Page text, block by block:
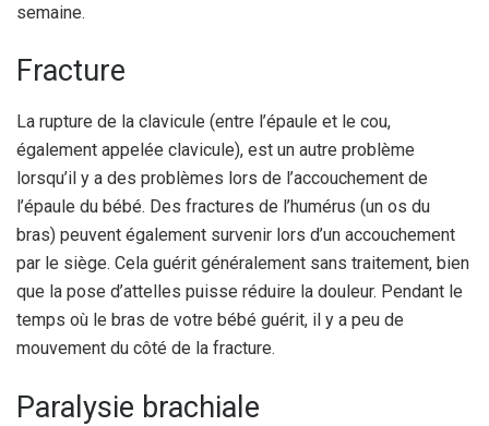
semaine.
Fracture
La rupture de la clavicule (entre l’épaule et le cou,
également appelée clavicule), est un autre problème
lorsqu’il y a des problèmes lors de l’accouchement de
l’épaule du bébé. Des fractures de l’humérus (un os du
bras) peuvent également survenir lors d’un accouchement
par le siège. Cela guérit généralement sans traitement, bien
que la pose d’attelles puisse réduire la douleur. Pendant le
temps où le bras de votre bébé guérit, il y a peu de
mouvement du côté de la fracture.
Paralysie brachiale